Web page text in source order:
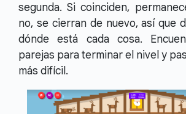
segunda. Si coinciden,
no, se cierran de nuevo, así que
dónde está cada cosa.
parejas para terminar el nivel y
más difícil.